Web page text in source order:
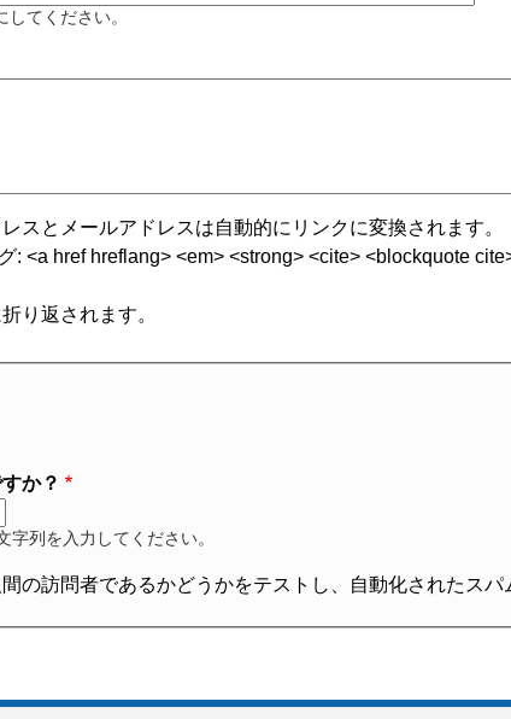
てください。
スとメールアドレスは自動的にリンクに変換されます。
: <a href hreflang> <em> <strong> <cite> <blockquote
り返されます。
か？
字列を入力してください。
の訪問者であるかどうかをテストし、自動化されたスパ